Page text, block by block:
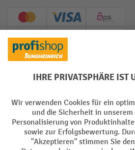
Creditcard (Master)Creditcard (Visa)
EPS
PayPal
Soziale Netzwerke
Impressum Datenschutz